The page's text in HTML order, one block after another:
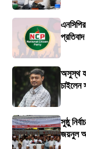
অসুস্থ
চাইলেন
সুষ্ঠু
জয়নুল